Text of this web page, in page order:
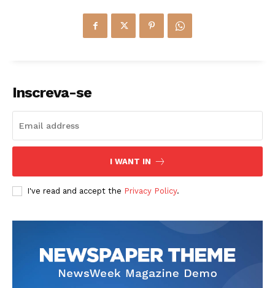
Inscreva-se
I WANT IN
I've read and accept the Privacy Policy.